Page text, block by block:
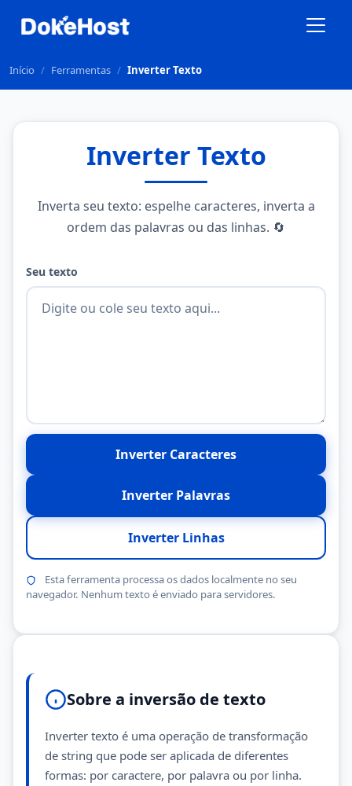
Início / Ferramentas / Inverter Texto
Inverter Texto
Inverta seu texto: espelhe caracteres, inverta a
ordem das palavras ou das linhas. 🔄
Seu texto
Inverter Caracteres
Inverter Palavras
Inverter Linhas
Esta ferramenta processa os dados localmente no seu
navegador. Nenhum texto é enviado para servidores.
Sobre a inversão de texto
Inverter texto é uma operação de transformação
de string que pode ser aplicada de diferentes
formas: por caractere, por palavra ou por linha.